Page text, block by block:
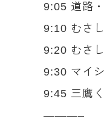
9:05 道路
9:10 むさ
9:20 むさ
9:30 マイ
9:45 三鷹
———–